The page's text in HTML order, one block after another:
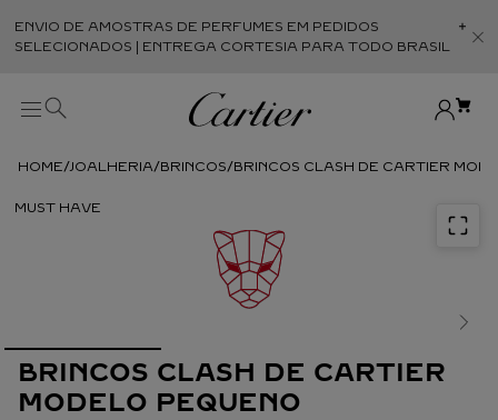
ENVIO DE AMOSTRAS DE PERFUMES EM PEDIDOS
SELECIONADOS | ENTREGA CORTESIA PARA TODO BRASIL
JOALHERIA BRINCOS BRINCOS CLASH DE CARTIER
BRINCOS CLASH DE CARTIER
MODELO PEQUENO